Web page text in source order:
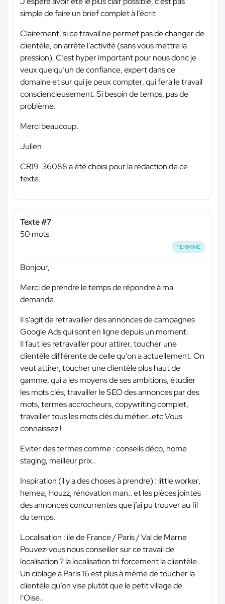
simple de faire un brief complet à l’écrit
Clairement, si ce travail ne permet pas de changer de
clientèle, on arrête l'activité (sans vous mettre la
pression). C’est hyper important pour nous donc je
veux quelqu’un de confiance, expert dans ce
domaine et sur qui je peux compter, qui fera le travail
consciencieusement. Si besoin de temps, pas de
problème.
Merci beaucoup.
Julien
CR19-36088 a été choisi pour la rédaction de ce
texte.
Texte #7
50 mots
TERMINÉ
Bonjour,
Merci de prendre le temps de répondre à ma
demande.
Il s'agit de retravailler des annonces de campagnes
Google Ads qui sont en ligne depuis un moment.
Il faut les retravailler pour attirer, toucher une
clientèle différente de celle qu'on a actuellement. On
veut attirer, toucher une clientèle plus haut de
gamme, qui a les moyens de ses ambitions, étudier
les mots clés, travailler le SEO des annonces par des
mots, termes accrocheurs, copywriting complet,
travailler tous les mots clés du métier..etc Vous
connaissez !
Eviter des termes comme : conseils déco, home
staging, meilleur prix..
Inspiration (il y a des choses à prendre) : little worker,
hemea, Houzz, rénovation man.. et les pièces jointes
des annonces concurrentes que j’ai pu trouver au fil
du temps.
Localisation : ile de France / Paris / Val de Marne
Pouvez-vous nous conseiller sur ce travail de
localisation ? la localisation tri forcement la clientèle.
Un ciblage à Paris 16 est plus à même de toucher la
clientèle qu’on vise plutôt que le petit village de
l’Oise..